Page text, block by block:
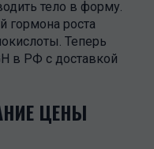
тело в форму.
гормона роста
Теперь
в РФ с доставкой
ЦЕНЫ